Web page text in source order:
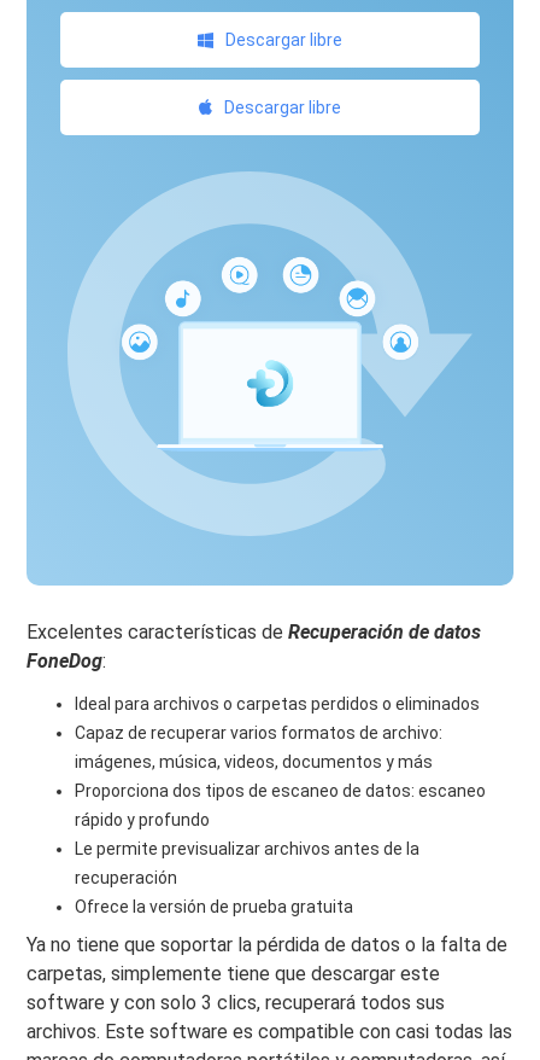
Descargar libre
Descargar libre
Excelentes características deRecuperación de datos
FoneDog:
Ideal para archivos o carpetas perdidos o eliminados
Capaz de recuperar varios formatos de archivo:
imágenes, música, videos, documentos y más
Proporciona dos tipos de escaneo de datos: escaneo
rápido y profundo
Le permite previsualizar archivos antes de la
recuperación
Ofrece la versión de prueba gratuita
Ya no tiene que soportar la pérdida de datos o la falta de
carpetas, simplemente tiene que descargar este
software y con solo 3 clics, recuperará todos sus
archivos. Este software es compatible con casi todas las